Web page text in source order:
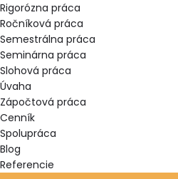
Rigorózna práca
Ročníková práca
Semestrálna práca
Seminárna práca
Slohová práca
Úvaha
Zápočtová práca
Cenník
Spolupráca
Blog
Referencie